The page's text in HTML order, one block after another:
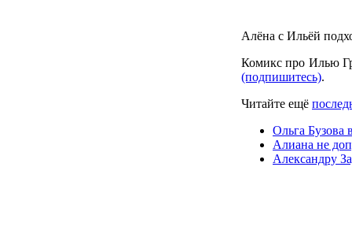
Алёна с Ильёй
Комикс про Илью
(подпишитесь).
Читайте ещё
Ольга Бузова
Алиана не
Александру